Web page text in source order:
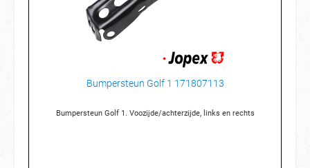
Bumpersteun Golf 1 171807113
Bumpersteun Golf 1. Voozijde/achterzijde, links en rechts